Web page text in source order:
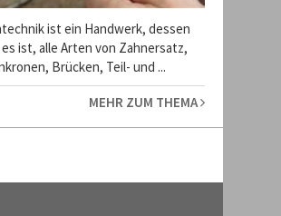
ist ein Handwerk, dessen
ist, alle Arten von Zahnersatz,
Brücken, Teil- und ...
MEHR ZUM THEMA